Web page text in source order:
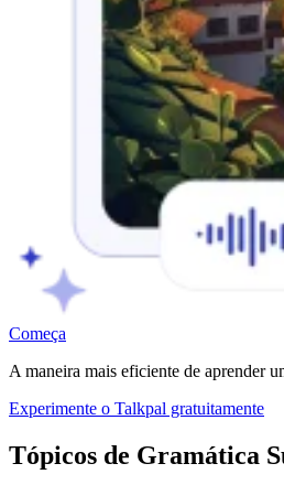
Começa
A maneira mais eficiente de aprender
Experimente o Talkpal gratuitamente
Tópicos de Gramática